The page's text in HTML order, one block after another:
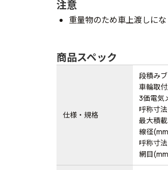
注意
重量物のため車上渡しにな
商品スペック
仕様・規格
段積み
車輪取
3価電気
呼称寸
最大積
線径
呼称寸
網目